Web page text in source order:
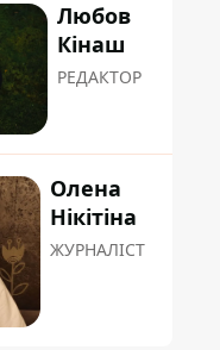
Любов
Кінаш
РЕДАКТОР
Олена
Нікітіна
ЖУРНАЛІСТ